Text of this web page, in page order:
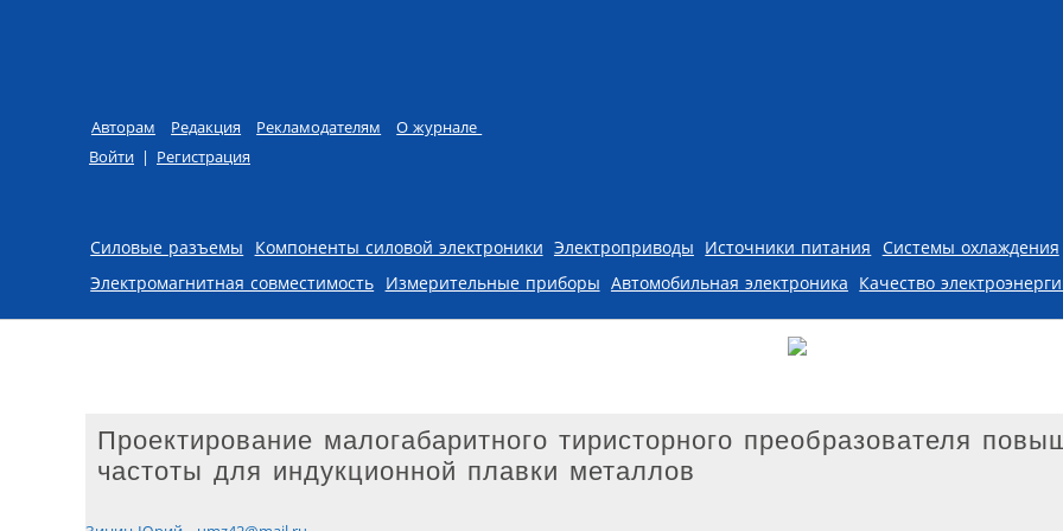
Авторам Редакция Рекламодателям
О журнале
Войти | Регистрация
Skip to content
Силовые разъемы Компоненты силовой электроники Электроприводы Источники питания Системы охлаждения
Электромагнитная совместимость Измерительные приборы Автомобильная электроника Качество
Проектирование малогабаритного тиристорного преобразователя
частоты для индукционной плавки металлов